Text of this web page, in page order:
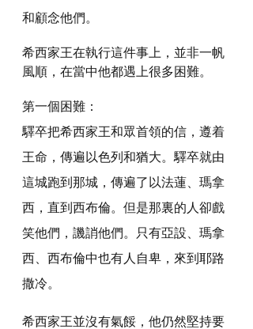
和顧念他們。
希西家王在執行這件事上，並非一帆
風順，在當中他都遇上很多困難。
第一個困難：
驛卒把希西家王和眾首領的信，遵着
王命，傳遍以色列和猶大。驛卒就由
這城跑到那城，傳遍了以法蓮、瑪拿
西，直到西布倫。但是那裏的人卻戲
笑他們，譏誚他們。只有亞設、瑪拿
西、西布倫中也有人自卑，來到耶路
撒冷。
希西家王並沒有氣餒，他仍然堅持要